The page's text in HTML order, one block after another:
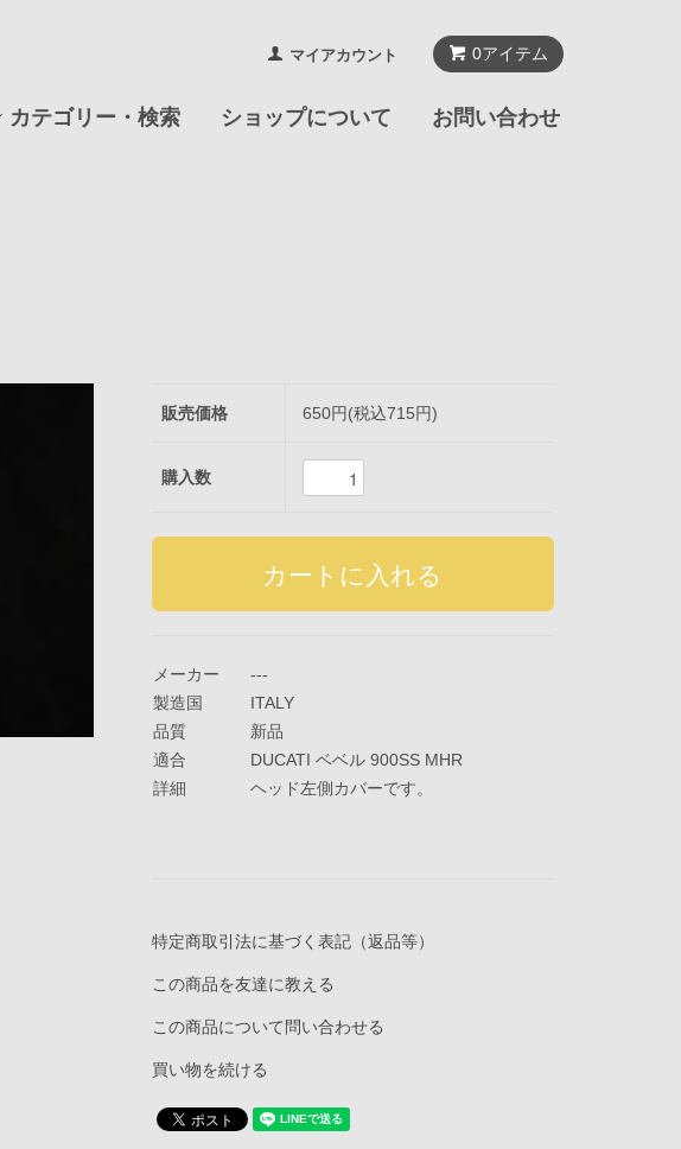
0アイテム
マイアカウント
カテゴリー・検索 ショップについて お問い合わせ
販売価格 650円(税込715円)
購入数
メーカー
---
製造国
ITALY
品質
新品
適合
DUCATI ベベル 900SS MHR
詳細
ヘッド左側カバーです。
特定商取引法に基づく表記（返品等）
この商品を友達に教える
この商品について問い合わせる
買い物を続ける